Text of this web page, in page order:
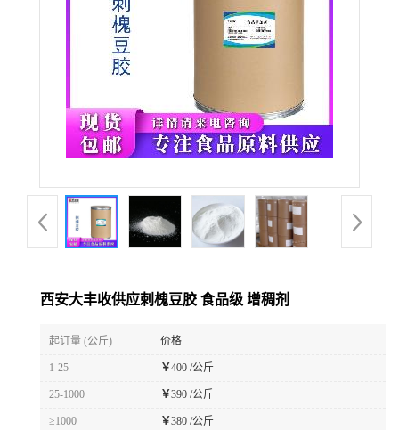
西安大丰收供应刺槐豆胶 食品级 增稠剂
起订量 (公斤) 价格
1-25 ￥400 /公斤
25-1000 ￥390 /公斤
≥1000 ￥380 /公斤